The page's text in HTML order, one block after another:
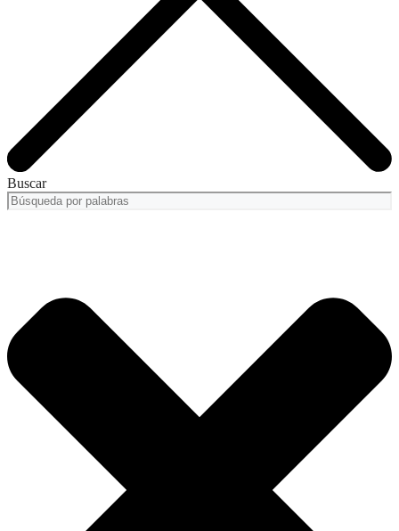
Buscar